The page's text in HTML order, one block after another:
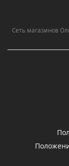
Сеть магазинов